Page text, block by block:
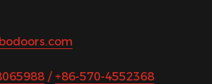
/ +86-570-4552368